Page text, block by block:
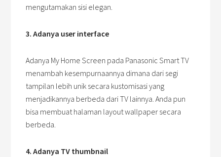
mengutamakan sisi elegan.
3. Adanya user interface
Adanya My Home Screen pada Panasonic Smart TV
menambah kesempurnaannya dimana dari segi
tampilan lebih unik secara kustomisasi yang
menjadikannya berbeda dari TV lainnya. Anda pun
bisa membuat halaman layout wallpaper secara
berbeda.
4. Adanya TV thumbnail